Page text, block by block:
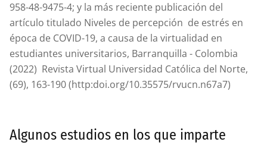
958-48-9475-4; y la más reciente publicación del
artículo titulado Niveles de percepción de estrés en
época de COVID-19, a causa de la virtualidad en
estudiantes universitarios, Barranquilla - Colombia
(2022) Revista Virtual Universidad Católica del Norte,
(69), 163-190 (http:doi.org/10.35575/rvucn.n67a7)
Algunos estudios en los que imparte